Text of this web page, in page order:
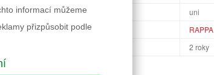
Pohlaví
uni
Výrobce
RAPPA
2 roky
Informace k výrobku
informací můžeme
přizpůsobit podle